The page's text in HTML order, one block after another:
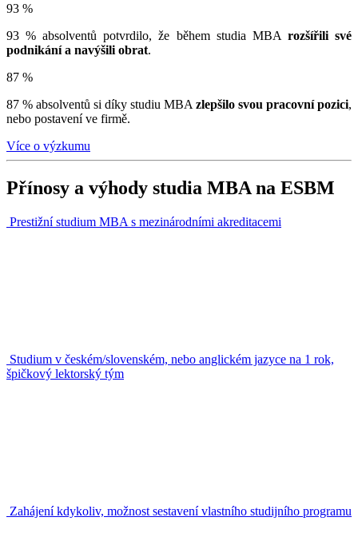
93 %
93 % absolventů potvrdilo, že během studia MBA rozšířili své
podnikání a navýšili obrat.
87 %
87 % absolventů si díky studiu MBA zlepšilo svou pracovní pozici,
nebo postavení ve firmě.
Více o výzkumu
Přínosy a výhody studia MBA na ESBM
Prestižní studium MBA s mezinárodními akreditacemi
Studium v českém/slovenském, nebo anglickém jazyce na 1 rok,
špičkový lektorský tým
Zahájení kdykoliv, možnost sestavení vlastního studijního programu